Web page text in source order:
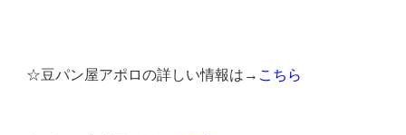
☆豆パン屋アポロの詳しい情報は→ こちら